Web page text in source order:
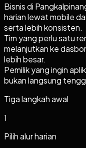
Bisnis di
harian lewat mobile
serta lebih konsisten.
Tim yang perlu satu
melanjutkan ke
lebih besar.
Pemilik yang ingin
bukan langsung
Tiga langkah awal
1
Pilih alur harian